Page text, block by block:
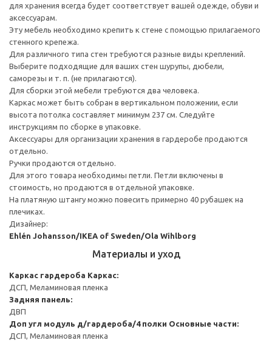
для хранения всегда будет соответствует вашей одежде, обуви и
аксессуарам.
Эту мебель необходимо крепить к стене с помощью прилагаемого
стенного крепежа.
Для различного типа стен требуются разные виды креплений.
Выберите подходящие для ваших стен шурупы, дюбели,
саморезы и т. п. (не прилагаются).
Для сборки этой мебели требуются два человека.
Каркас может быть собран в вертикальном положении, если
высота потолка составляет минимум 237 см. Следуйте
инструкциям по сборке в упаковке.
Аксессуары для организации хранения в гардеробе продаются
отдельно.
Ручки продаются отдельно.
Для этого товара необходимы петли. Петли включены в
стоимость, но продаются в отдельной упаковке.
На платяную штангу можно повесить примерно 40 рубашек на
плечиках.
Дизайнер:
Ehlén Johansson/IKEA of Sweden/Ola Wihlborg
Материалы и уход
Каркас гардероба Каркас:
ДСП, Меламиновая пленка
Задняя панель:
ДВП
Доп угл модуль д/гардероба/4 полки Основные части:
ДСП, Меламиновая пленка